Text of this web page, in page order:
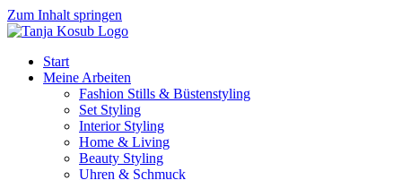
Zum Inhalt springen
Start
Meine Arbeiten
Fashion Stills & Büstenstyling
Set Styling
Interior Styling
Home & Living
Beauty Styling
Uhren & Schmuck